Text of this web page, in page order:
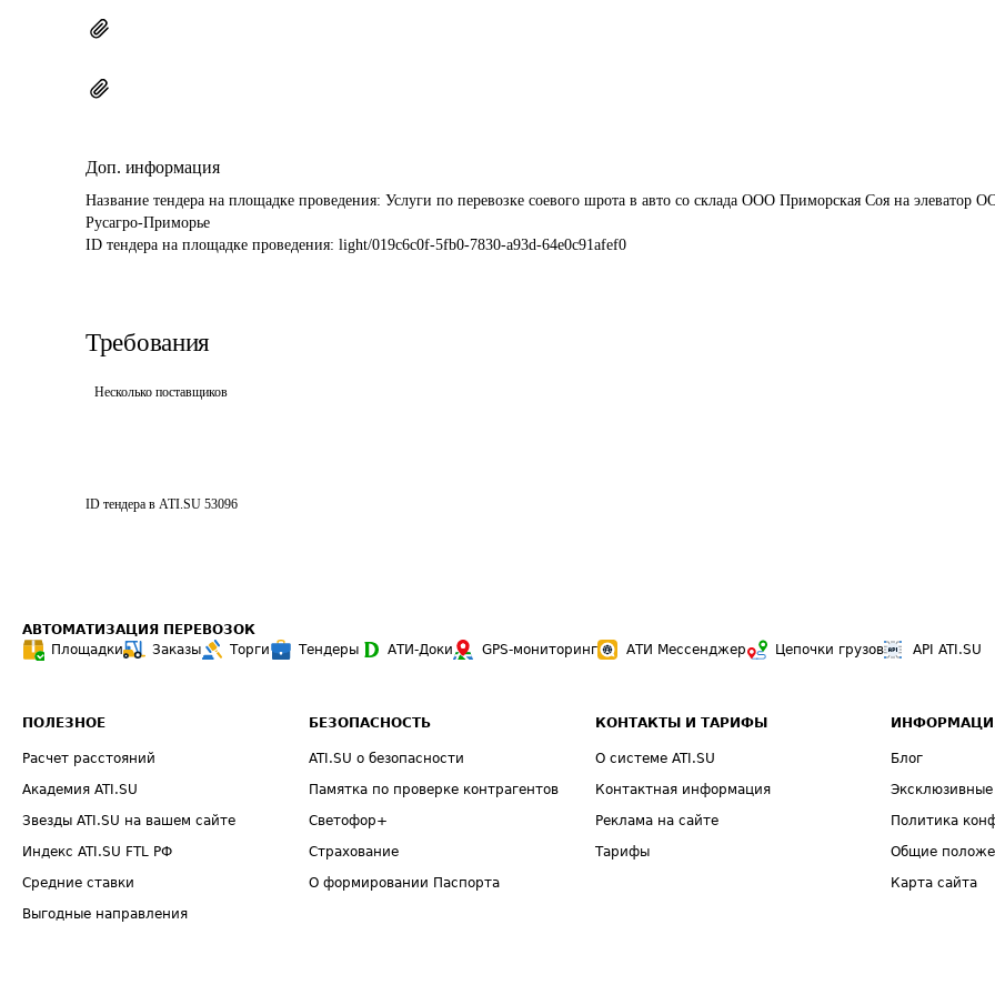
Доп. информация
Название тендера на площадке проведения: Услуги по перевозке соевого шрота в авто со склада ООО Приморская Соя на элеватор
Русагро-Приморье
ID тендера на площадке проведения: light/019c6c0f-5fb0-7830-a93d-64e0c91afef0
Требования
Несколько поставщиков
ID тендера в ATI.SU 53096
АВТОМАТИЗАЦИЯ ПЕРЕВОЗОК
Площадки
Заказы Торги Тендеры АТИ-Доки GPS-мониторинг АТИ Мессенджер Цепочки грузов API ATI.SU
ПОЛЕЗНОЕ
Расчет расстояний
Академия ATI.SU
Звезды ATI.SU на вашем сайте
Индекс ATI.SU FTL РФ
Средние ставки
Выгодные направления
БЕЗОПАСНОСТЬ
ATI.SU о безопасности
Памятка по проверке контрагентов
Светофор+
Страхование
О формировании Паспорта
КОНТАКТЫ И ТАРИФЫ
О системе ATI.SU
Контактная информация
Реклама на сайте
Тарифы
Блог
Политика
Общие
Карта сайта